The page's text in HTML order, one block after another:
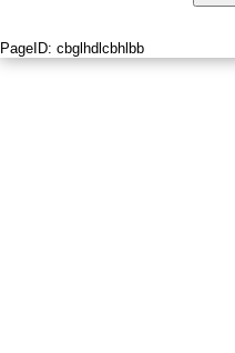
PageID: cbglhdlcbhlbb